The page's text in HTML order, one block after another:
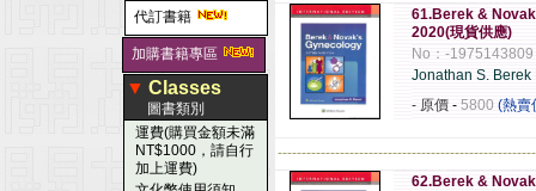
代訂書籍
加購書籍專區
▼ Classes
圖書類別
運費(購買金額未滿
NT$1000，請自行
加上運費)
61.Berek &
2020(現貨供應)
No：-1975143809
Jonathan S. Berek
- 原價 - 5800 (熱賣
62.Berek &